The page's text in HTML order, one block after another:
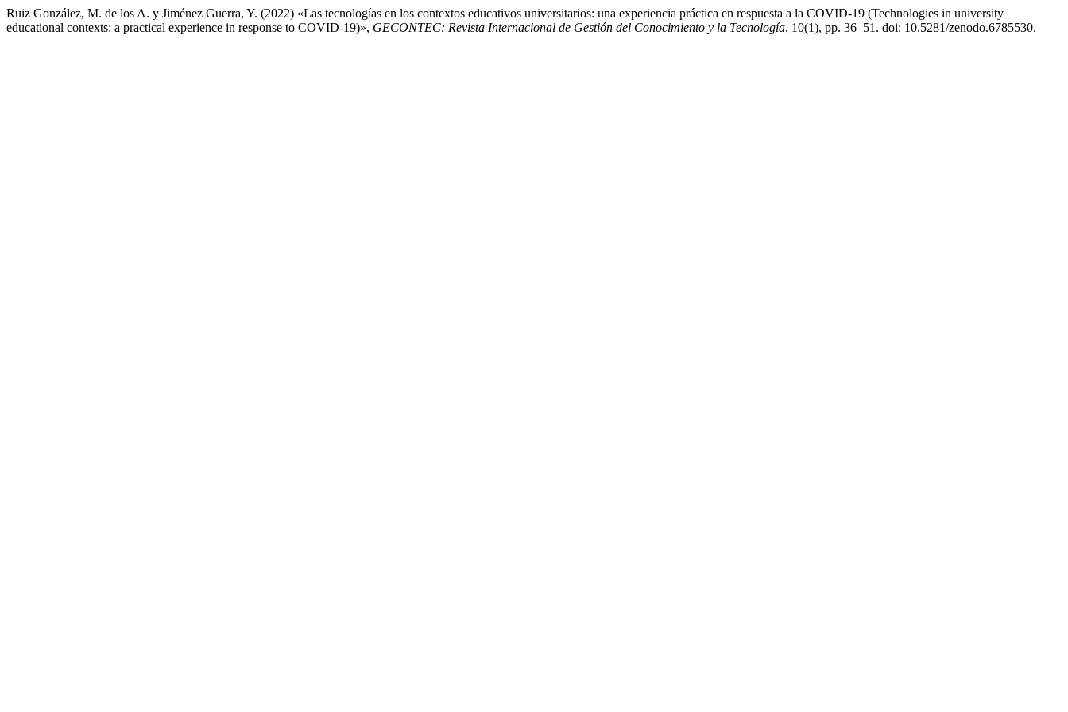
Ruiz González, M. de los A. y Jiménez Guerra, Y. (2022) «Las tecnologías en los contextos educativos universitarios: una experiencia práctica en respuesta a la COVID-19 (Technologies in university
educational contexts: a practical experience in response to COVID-19)», GECONTEC: Revista Internacional de Gestión del Conocimiento y la Tecnología, 10(1), pp. 36–51. doi: 10.5281/zenodo.6785530.